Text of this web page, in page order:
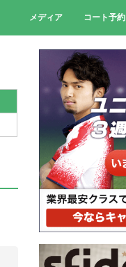
メディア コート予約